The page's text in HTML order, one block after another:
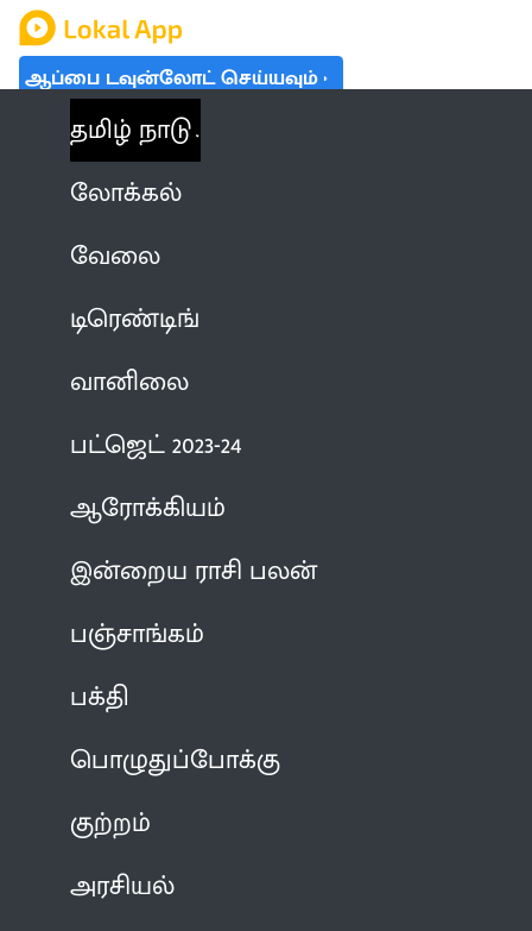
ஆப்பை டவுன்லோட் செய்யவும்
தமிழ் நாடு
லோக்கல்
வேலை
டிரெண்டிங்
வானிலை
பட்ஜெட் 2023-24
ஆரோக்கியம்
இன்றைய ராசி பலன்
பஞ்சாங்கம்
பக்தி
பொழுதுப்போக்கு
குற்றம்
அரசியல்